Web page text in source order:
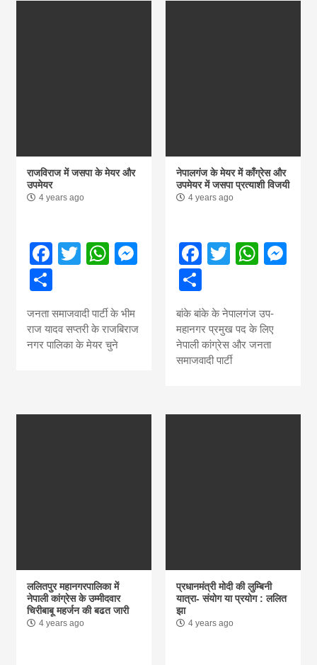
राजविराज में जसपा के मेयर और
उपमेयर
4 years ago
Facebook
TwitterWhatsApp
Messenger
जनता समाजवादी पार्टी के भीम
राज यादव सप्तरी के राजबिराज
नगर पालिका के मेयर चुने
नेपालगंज के मेयर में काँग्रेस और
उपमेयर में जसपा प्रत्याशी विजयी
4 years ago
Facebook
Twitter
Share
बांके बांके के नेपालगंज उप-
महानगर प्रमुख पद के लिए
नेपाली कांग्रेस और जनता
समाजवादी पार्टी
ललितपुर महानगरपालिका में
नेपाली कांग्रेस के उम्मीदवार
चिरीबाबू महर्जन की बढत जारी
4 years ago
प्रधानमंत्री मोदी की लुम्बिनी
यात्रा- संयोग या प्रयोग : ललित
झा
4 years ago